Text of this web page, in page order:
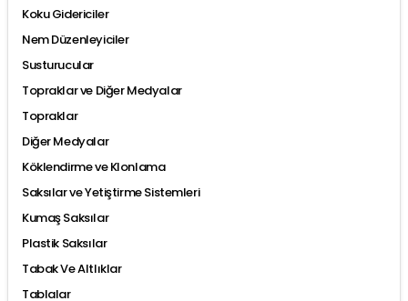
Koku Gidericiler
Nem Düzenleyiciler
Susturucular
Topraklar ve Diğer Medyalar
Topraklar
Diğer Medyalar
Köklendirme ve Klonlama
Saksılar ve Yetiştirme Sistemleri
Kumaş Saksılar
Plastik Saksılar
Tabak Ve Altlıklar
Tablalar